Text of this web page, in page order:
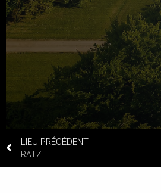
LIEU PRÉCÉDENT
RATZ